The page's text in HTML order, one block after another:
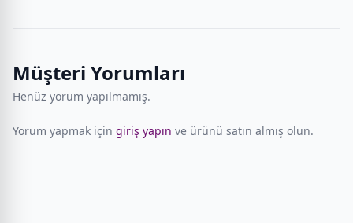
Müşteri Yorumları
Henüz yorum yapılmamış.
Yorum yapmak için giriş yapın ve ürünü satın almış olun.